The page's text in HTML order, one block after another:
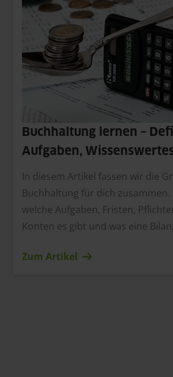
Buchhaltung lernen –
Aufgaben,
In diesem Artikel fassen wir die
Buchhaltung für dich
welche Aufgaben, Fristen,
Konten es gibt und was eine
Zum Artikel